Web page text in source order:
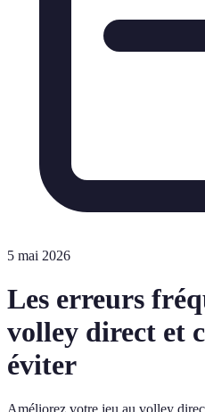
5 mai 2026
Les erreurs
volley direct et
éviter
Améliorez votre jeu au volley